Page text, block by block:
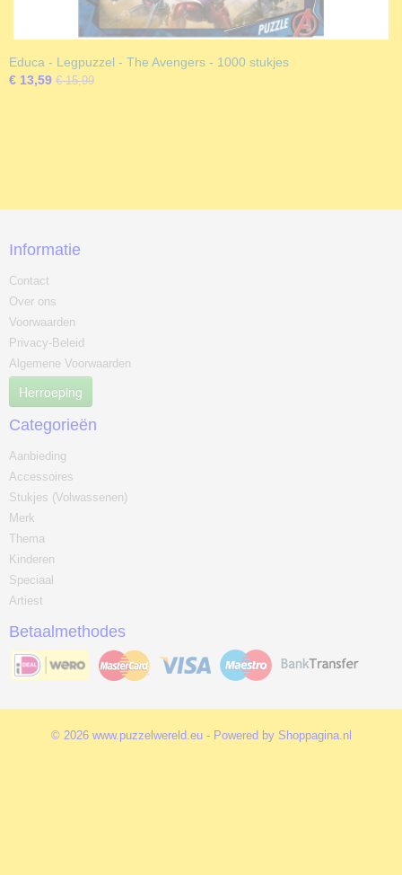
Educa - Legpuzzel - The Avengers - 1000 stukjes
€ 13,59 € 15,99
Informatie
Contact
Over ons
Voorwaarden
Privacy-Beleid
Algemene Voorwaarden
Herroeping
Categorieën
Aanbieding
Accessoires
Stukjes (Volwassenen)
Merk
Thema
Kinderen
Speciaal
Artiest
Betaalmethodes
© 2026 www.puzzelwereld.eu - Powered by Shoppagina.nl